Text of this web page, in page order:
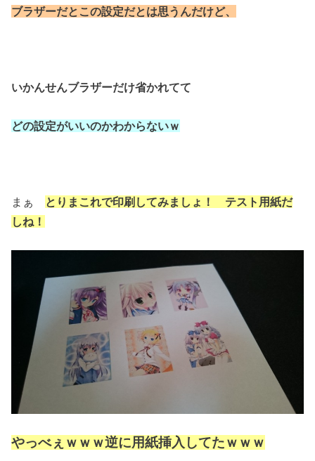
ブラザーだとこの設定だとは思うんだけど、
いかんせんブラザーだけ省かれてて
どの設定がいいのかわからないｗ
まぁ とりまこれで印刷してみましょ！ テスト用紙だ
しね！
やっべぇｗｗｗ逆に用紙挿入してたｗｗｗ